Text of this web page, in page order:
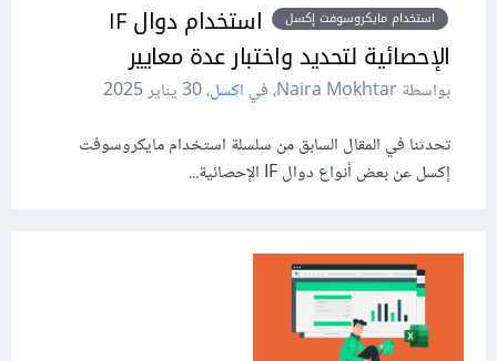
استخدام مايكروسوفت إكسل
استخدام دوال IF
الإحصائية لتحديد واختبار عدة معايير
بواسطة Naira Mokhtar، في اكسل،30 يناير 2025
تحدثنا في المقال السابق من سلسلة استخدام مايكروسوفت
إكسل عن بعض أنواع دوال IF الإحصائية...